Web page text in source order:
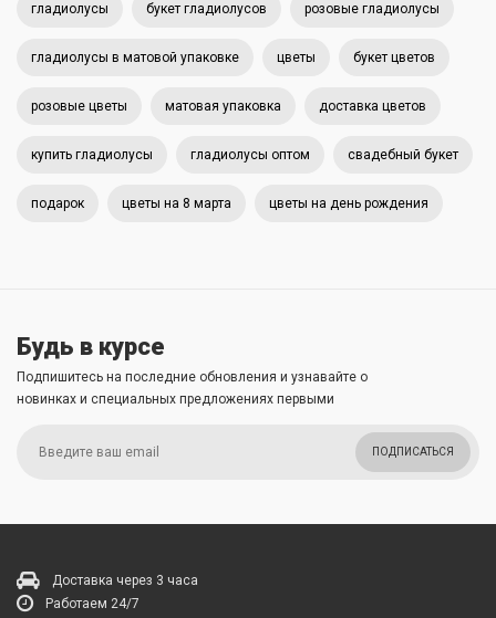
гладиолусы букет гладиолусов розовые гладиолусы
гладиолусы в матовой упаковке цветы букет цветов
розовые цветы матовая упаковка доставка цветов
купить гладиолусы гладиолусы оптом свадебный букет
подарок цветы на 8 марта цветы на день рождения
Будь в курсе
Подпишитесь на последние обновления и узнавайте о
новинках и специальных предложениях первыми
ПОДПИСАТЬСЯ
Доставка через 3 часа
Работаем 24/7